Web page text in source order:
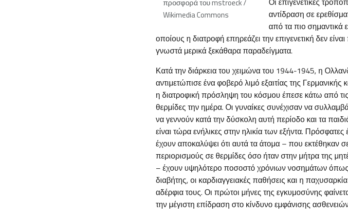
προσφορά του mstroeck /
Wikimedia Commons
αντίδραση σε
από τα πιο σημαντικά
οποίους η διατροφή επηρεάζει την επιγενετική δεν
γνωστά μερικά ξεκάθαρα παραδείγματα.
Κατά την διάρκεια του χειμώνα του 1944-1945, η
αντιμετώπισε ένα φοβερό λιμό εξαιτίας της Γερμανικής
η διατροφική πρόσληψη του κόσμου έπεσε κάτω από
θερμίδες την ημέρα. Οι γυναίκες συνέχισαν να
να γεννούν κατά την δύσκολη αυτή περίοδο και τα
είναι τώρα ενήλικες στην ηλικία των εξήντα. Πρόσφατες
έχουν αποκαλύψει ότι αυτά τα άτομα – που εκτέθηκαν
περιορισμούς σε θερμίδες όσο ήταν στην μήτρα της
– έχουν υψηλότερο ποσοστό χρόνιων νοσημάτων
διαβήτης, οι καρδιαγγειακές παθήσεις και η
αδέρφια τους. Οι πρώτοι μήνες της εγκυμοσύνης
την μέγιστη επίδραση στο κίνδυνο εμφάνισης